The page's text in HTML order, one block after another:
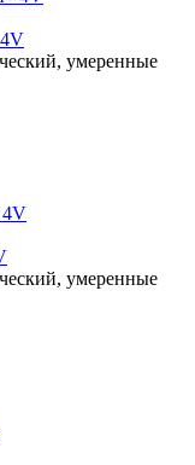
умеренные
умеренные